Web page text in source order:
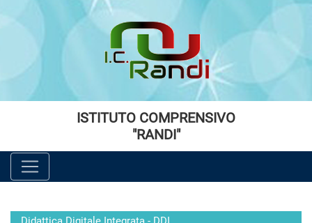
Vai al menù principale
Vai al menù secondario
ISTITUTO COMPRENSIVO
"RANDI"